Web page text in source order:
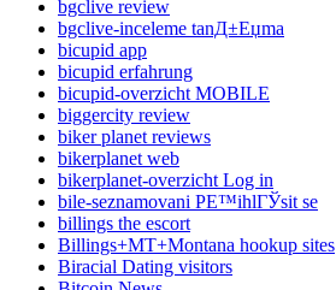
bgclive review
bgclive-inceleme tanД±Еџma
bicupid app
bicupid erfahrung
bicupid-overzicht MOBILE
biggercity review
biker planet reviews
bikerplanet web
bikerplanet-overzicht Log in
bile-seznamovani PЕ™ihlГЎsit se
billings the escort
Billings+MT+Montana hookup sites
Biracial Dating visitors